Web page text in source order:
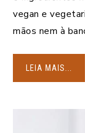
vegan e
mãos nem à
LEIA MAIS...